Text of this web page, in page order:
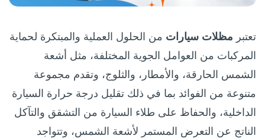
تعتبر مظلات سيارات من الحلول العملية والمبتكرة لحماية
المركبات من العوامل الجوية المختلفة، مثل أشعة
الشمس الحارقة، والأمطار، والثلوج، وتقدم مجموعة
متنوعة من الفوائد بما في ذلك تقليل درجة حرارة السيارة
الداخلية، والحفاظ على طلاء السيارة من التشقق والتآكل
الناتج عن التعرض المستمر لأشعة الشمس، وتتواجد